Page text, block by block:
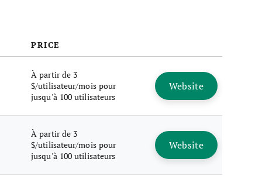
PRICE
À partir de 3
$/utilisateur/mois pour
jusqu'à 100 utilisateurs
Website
À partir de 3
$/utilisateur/mois pour
jusqu'à 100 utilisateurs
Website